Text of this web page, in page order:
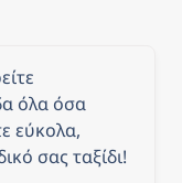
όλα όσα
εύκολα,
σας ταξίδι!